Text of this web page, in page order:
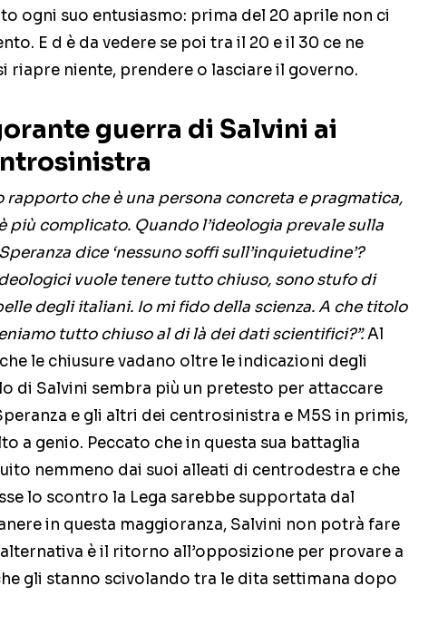
ogni suo entusiasmo: prima del 20 aprile non ci
E d è da vedere se poi tra il 20 e il 30 ce ne
riapre niente, prendere o lasciare il governo.
guerra di Salvini ai
rapporto che è una persona concreta e pragmatica,
più complicato. Quando l’ideologia prevale sulla
dice ‘nessuno soffi sull’inquietudine’?
vuole tenere tutto chiuso, sono stufo di
degli italiani. Io mi fido della scienza. A che titolo
tutto chiuso al di là dei dati scientifici?”.Al
le chiusure vadano oltre le indicazioni degli
di Salvini sembra più un pretesto per attaccare
e gli altri dei centrosinistra e M5S in primis,
a genio. Peccato che in questa sua battaglia
nemmeno dai suoi alleati di centrodestra e che
lo scontro la Lega sarebbe supportata dal
in questa maggioranza, Salvini non potrà fare
è il ritorno all’opposizione per provare a
gli stanno scivolando tra le dita settimana dopo